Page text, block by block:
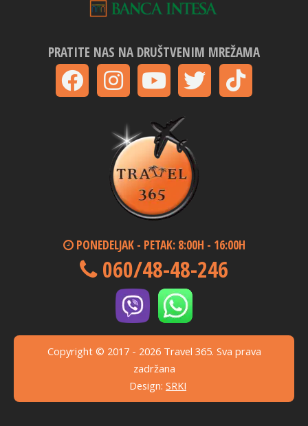
PRATITE NAS NA DRUŠTVENIM MREŽAMA
PONEDELJAK - PETAK: 8:00H - 16:00H
060/48-48-246
Copyright © 2017 - 2026 Travel 365. Sva prava
zadržana
Design: SRKI